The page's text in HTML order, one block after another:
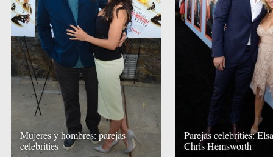
Mujeres y hombres: parejas
celebrities
Parejas celebrities:
Chris Hemsworth